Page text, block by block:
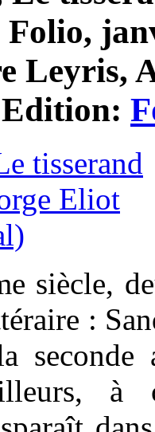
Folio,
Leyris,
Edition:
siècle,
:
à